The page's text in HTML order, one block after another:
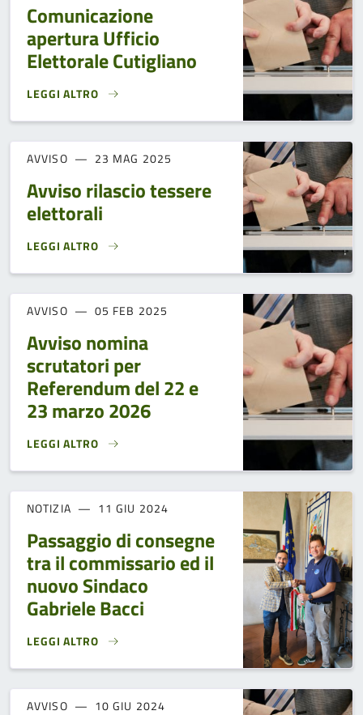
Comunicazione
apertura Ufficio
Elettorale Cutigliano
LEGGI ALTRO
COMUNICAZIONE APERTURA UFFICIO ELETTORALE
AVVISO 23 MAG 2025
Avviso rilascio tessere
elettorali
LEGGI ALTRO
AVVISO RILASCIO TESSERE ELETTORALI}
AVVISO 05 FEB 2025
Avviso nomina
scrutatori per
Referendum del 22 e
23 marzo 2026
LEGGI ALTRO
AVVISO NOMINA SCRUTATORI PER REFERENDUM DEL 22 E
NOTIZIA 11 GIU 2024
Passaggio di consegne
tra il commissario ed il
nuovo Sindaco
Gabriele Bacci
LEGGI ALTRO
PASSAGGIO DI CONSEGNE TRA IL COMMISSARIO ED IL
AVVISO 10 GIU 2024